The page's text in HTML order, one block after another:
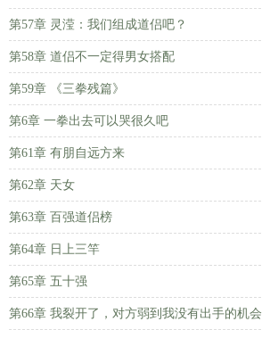
第57章 灵滢：我们组成道侣吧？
第58章 道侣不一定得男女搭配
第59章 《三拳残篇》
第6章 一拳出去可以哭很久吧
第61章 有朋自远方来
第62章 天女
第63章 百强道侣榜
第64章 日上三竿
第65章 五十强
第66章 我裂开了，对方弱到我没有出手的机会